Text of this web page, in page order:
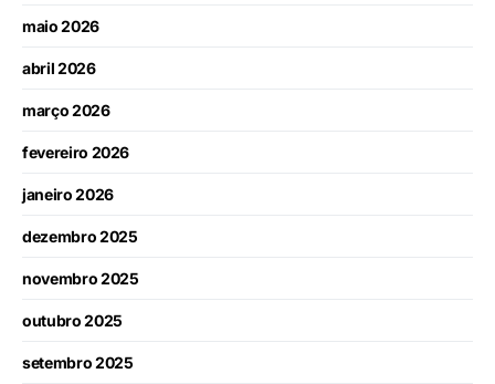
maio 2026
abril 2026
março 2026
fevereiro 2026
janeiro 2026
dezembro 2025
novembro 2025
outubro 2025
setembro 2025